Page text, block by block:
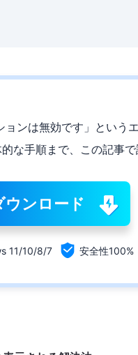
ンは無効です」という
な手順まで、この記事で
ウンロード
11/10/8/7  安全性100%